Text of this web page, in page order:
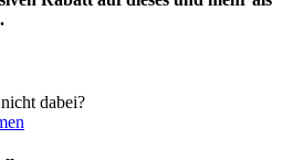
dabei?